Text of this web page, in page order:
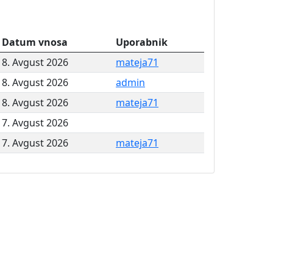
Datum vnosa
Uporabnik
8. Avgust 2026
mateja71
8. Avgust 2026
admin
8. Avgust 2026
mateja71
7. Avgust 2026
7. Avgust 2026 mateja71